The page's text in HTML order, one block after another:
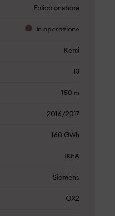
Eolico onshore
In operazione
Kemi
13
150 m
2016/2017
160 GWh
IKEA
Siemens
OX2